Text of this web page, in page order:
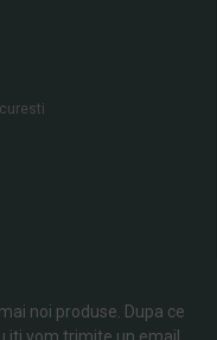
noi produse. Dupa ce
iti vom trimite un email